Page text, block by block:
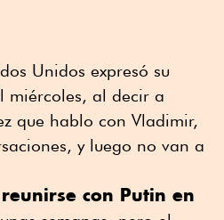
Unidos expresó su
miércoles, al decir a
que hablo con Vladimir,
y luego no van a
reunirse con Putin en